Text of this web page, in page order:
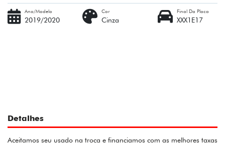
Ano/Modelo
2019/2020
Cor
Cinza
Final Da Placa
XXX1E17
Detalhes
Aceitamos seu usado na troca e financiamos com as melhores taxas